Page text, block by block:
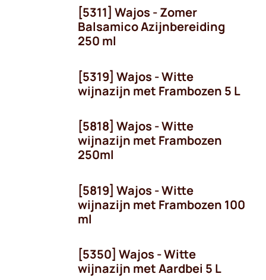
[5311] Wajos - Zomer
Balsamico Azijnbereiding
250 ml
[5319] Wajos - Witte
wijnazijn met Frambozen 5 L
[5818] Wajos - Witte
wijnazijn met Frambozen
250ml
[5819] Wajos - Witte
wijnazijn met Frambozen 100
ml
[5350] Wajos - Witte
wijnazijn met Aardbei 5 L